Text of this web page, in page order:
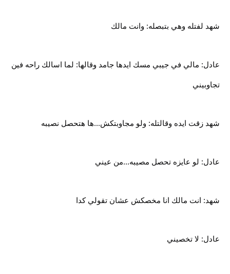
شهد لفتله وهي بتبصله: وانت مالك
عادل: مالي في جيبي مسك ايدها جامد وقالها: لما اسالك راحه فين
تجاوبيني
شهد زقت ايده وقالتله: ولو مجاوبتكش...ها هتحصل نصيبه
عادل: لو عايزه تحصل مصيبه...من عيني
شهد: انت مالك انا مخصكش عشان تقولي كدا
عادل: لا تخصيني